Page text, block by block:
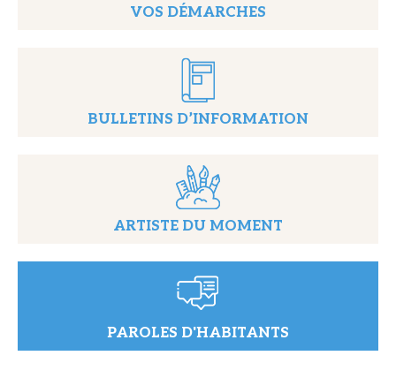
VOS DÉMARCHES
BULLETINS D’INFORMATION
ARTISTE DU MOMENT
PAROLES D'HABITANTS